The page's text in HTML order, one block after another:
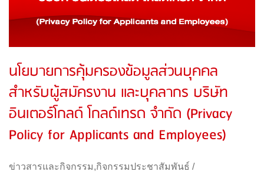
นโยบายการคุ้มครองข้อมูลส่วนบุคคล
สำหรับผู้สมัครงาน และบุคลากร บริษัท
อินเตอร์โกลด์ โกลด์เทรด จำกัด (Privacy
Policy for Applicants and Employees)
ข่าวสารและกิจกรรม,กิจกรรมประชาสัมพันธ์ /